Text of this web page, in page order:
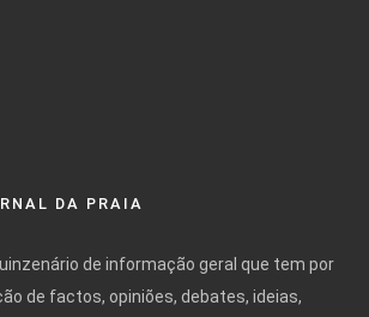
DA PRAIA
de informação geral que tem por
de factos, opiniões, debates, ideias,